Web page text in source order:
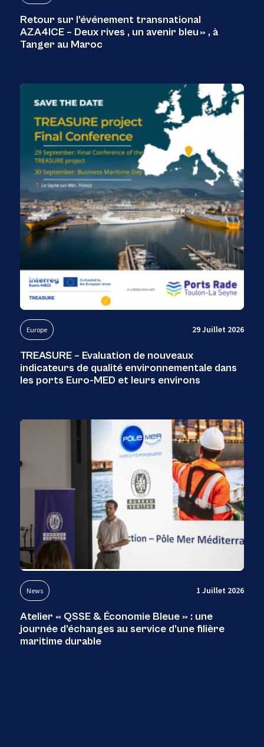
Retour sur l’événement transnational
AZA4ICE – Deux rives , un avenir bleu » , à
Tanger au Maroc
Europe 29 Juillet 2026
TREASURE – Evaluation de nouveaux
indicateurs de qualité environnementale dans
les ports Euro-MED et leurs environs
News 1 Juillet 2026
Atelier « QSSE & Économie Bleue » : une
journée d’échanges au service d’une filière
maritime durable